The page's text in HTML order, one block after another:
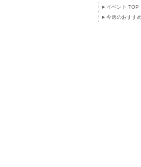
イベント TOP
今週のおすす